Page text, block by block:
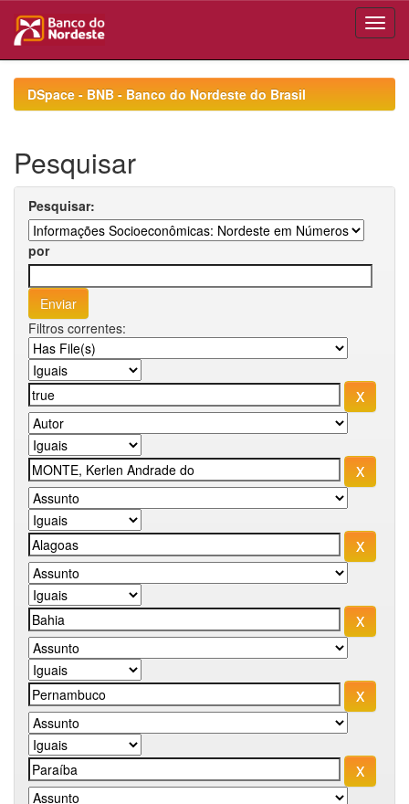
navigationDSpace - BNB - Banco do Nordeste do Brasil
Pesquisar
Pesquisar:
por
Filtros correntes: